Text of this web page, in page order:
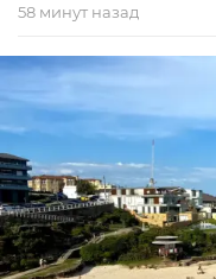
58 минут назад